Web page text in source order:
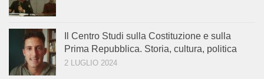
Il Centro Studi sulla Costituzione e sulla
Prima Repubblica. Storia, cultura, politica
2 LUGLIO 2024